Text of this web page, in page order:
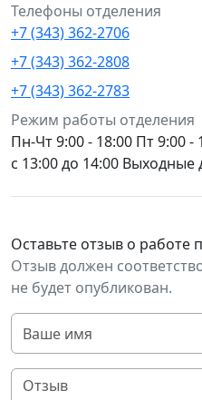
Телефоны отделения
+7 (343) 362-2706
+7 (343) 362-2808
+7 (343) 362-2783
Режим работы отделения
Пн-Чт 9:00 - 18:00 Пт 9:00
с 13:00 до 14:00 Выходные
Оставьте отзыв о работе
Отзыв должен
не будет опубликован.